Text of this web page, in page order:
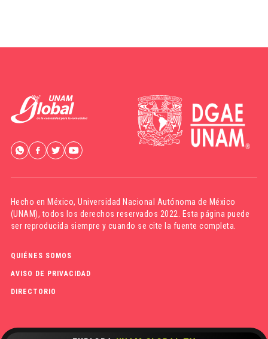
Hecho en México,Universidad Nacional Autónoma de México
(UNAM), todos los derechos reservados 2022. Esta página puede
ser reproducida siempre y cuando se cite la fuente completa.
QUIÉNES SOMOS
AVISO DE PRIVACIDAD
DIRECTORIO